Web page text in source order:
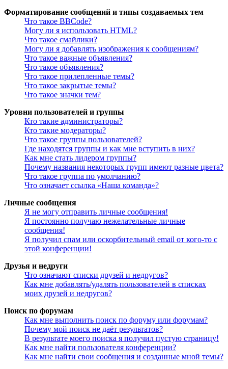
Форматирование сообщений и типы создаваемых тем
Что такое BBCode?
Могу ли я использовать HTML?
Что такое смайлики?
Могу ли я добавлять изображения к сообщениям?
Что такое важные объявления?
Что такое объявления?
Что такое прилепленные темы?
Что такое закрытые темы?
Что такое значки тем?
Уровни пользователей и группы
Кто такие администраторы?
Кто такие модераторы?
Что такое группы пользователей?
Где находятся группы и как мне вступить в них?
Как мне стать лидером группы?
Почему названия некоторых групп имеют разные цвета?
Что такое группа по умолчанию?
Что означает ссылка «Наша команда»?
Личные сообщения
Я не могу отправить личные сообщения!
Я постоянно получаю нежелательные личные
сообщения!
Я получил спам или оскорбительный email от кого-то с
этой конференции!
Друзья и недруги
Что означают списки друзей и недругов?
Как мне добавлять/удалять пользователей в списках
моих друзей и недругов?
Поиск по форумам
Как мне выполнить поиск по форуму или форумам?
Почему мой поиск не даёт результатов?
В результате моего поиска я получил пустую страницу!
Как мне найти пользователя конференции?
Как мне найти свои сообщения и созданные мной темы?